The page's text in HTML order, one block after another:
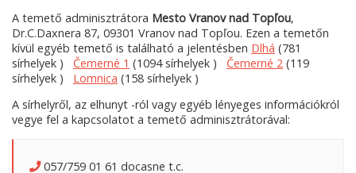
A temető adminisztrátora Mesto Vranov nad Topľou,
Dr.C.Daxnera 87, 09301 Vranov nad Topľou. Ezen a temetőn
kívül egyéb temető is található a jelentésben Dlhá (781
sírhelyek ) Čemerné 1 (1094 sírhelyek ) Čemerné 2 (119
sírhelyek ) Lomnica (158 sírhelyek )
A sírhelyről, az elhunyt -ról vagy egyéb lényeges információkról
vegye fel a kapcsolatot a temető adminisztrátorával:
057/759 01 61 docasne t.c.